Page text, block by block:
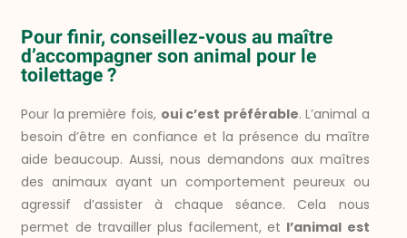
Pour finir, conseillez-vous au maître
d’accompagner son animal pour le
toilettage ?
Pour la première fois, oui c’est préférable. L’animal a
besoin d’être en confiance et la présence du maître
aide beaucoup. Aussi, nous demandons aux maîtres
des animaux ayant un comportement peureux ou
agressif d’assister à chaque séance. Cela nous
permet de travailler plus facilement, et l’animal est